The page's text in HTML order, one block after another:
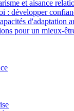
et aisance
: développer
d'adaptation
pour un mieux-